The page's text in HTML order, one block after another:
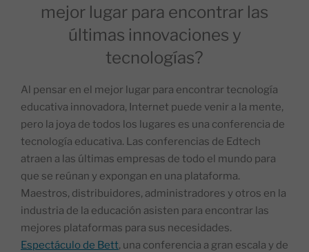
mejor lugar para encontrar las
últimas innovaciones y
tecnologías?
Al pensar en el mejor lugar para encontrar tecnología
educativa innovadora, Internet puede venir a la mente,
pero la joya de todos los lugares es una conferencia de
tecnología educativa. Las conferencias de Edtech
atraen a las últimas empresas de todo el mundo para
que se reúnan y expongan en una plataforma.
Maestros, distribuidores, administradores y otros en la
industria de la educación asisten para encontrar las
mejores plataformas para sus necesidades.
Espectáculo de Bett, una conferencia a gran escala y de